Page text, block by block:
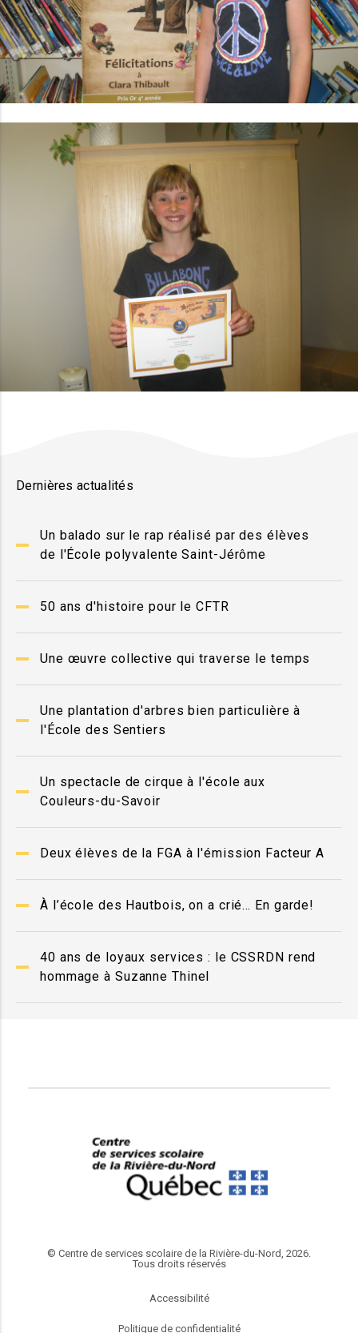
Dernières actualités
Un balado sur le rap réalisé par des élèves
de l'École polyvalente Saint-Jérôme
50 ans d'histoire pour le CFTR
Une œuvre collective qui traverse le temps
Une plantation d'arbres bien particulière à
l'École des Sentiers
Un spectacle de cirque à l'école aux
Couleurs-du-Savoir
Deux élèves de la FGA à l'émission Facteur A
À l’école des Hautbois, on a crié… En garde!
40 ans de loyaux services : le CSSRDN rend
hommage à Suzanne Thinel
© Centre de services scolaire de la Rivière-du-Nord, 2026.
Tous droits réservés
Accessibilité
Politique de confidentialité